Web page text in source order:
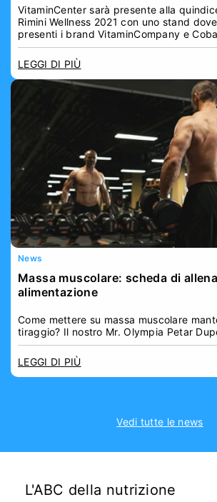
VitaminCenter sarà presente alla
Rimini Wellness 2021 con uno stand
presenti i brand VitaminCompany e
LEGGI DI PIÙ
News
Massa muscolare: scheda di
alimentazione
Come mettere su massa muscolare
tiraggio? Il nostro Mr. Olympia Petar
LEGGI DI PIÙ
Vedi tutte le news
L'ABC della nutrizione